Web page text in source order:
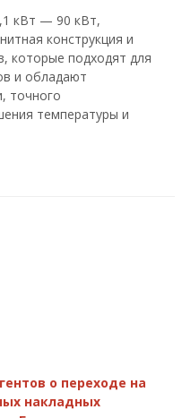
кВт — 90 кВт,
конструкция и
которые подходят для
и обладают
точного
температуры и
о переходе на
накладных